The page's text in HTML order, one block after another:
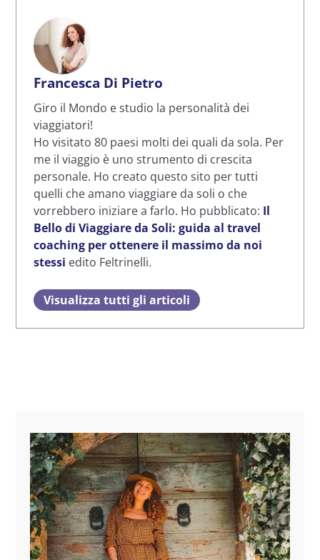
Francesca Di Pietro
Giro il Mondo e studio la personalità dei
viaggiatori!
Ho visitato 80 paesi molti dei quali da sola. Per
me il viaggio è uno strumento di crescita
personale. Ho creato questo sito per tutti
quelli che amano viaggiare da soli o che
vorrebbero iniziare a farlo. Ho pubblicato: Il
Bello di Viaggiare da Soli: guida al travel
coaching per ottenere il massimo da noi
stessi edito Feltrinelli.
Visualizza tutti gli articoli